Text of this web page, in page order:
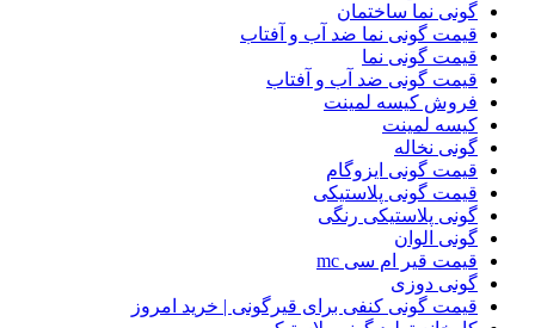
گونی نما ساختمان
قیمت گونی نما ضد آب و آفتاب
قیمت گونی نما
قیمت گونی ضد آب و آفتاب
فروش کیسه لمینت
کیسه لمینت
گونی نخاله
قیمت گونی ایزوگام
قیمت گونی پلاستیکی
گونی پلاستیکی رنگی
گونی الوان
قیمت قیر ام سی mc
گونی دوزی
قیمت گونی کنفی برای قیرگونی | خرید امروز